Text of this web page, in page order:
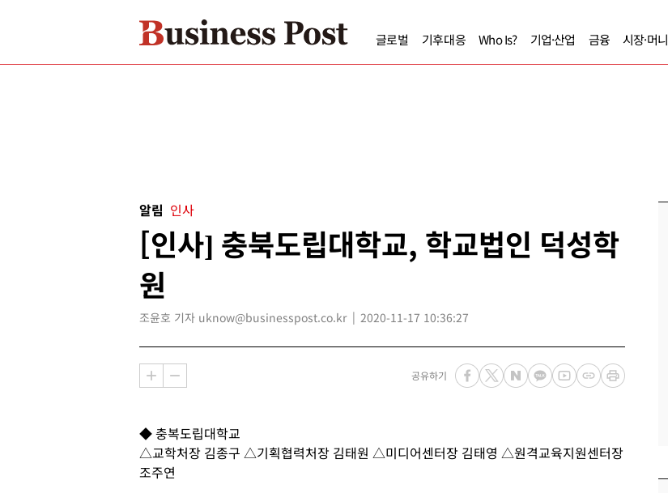
글로벌 기후대응 Who Is? 기업·산업 금융 시장·머니
알림 인사
[인사] 충북도립대학교, 학교법인 덕성학
원
조윤호 기자 uknow@businesspost.co.kr 2020-11-17 10:36:27
공유하기
◆ 충복도립대학교
△교학처장 김종구 △기획협력처장 김태원 △미디어센터장 김태영 △원격교육지원센터장
조주연